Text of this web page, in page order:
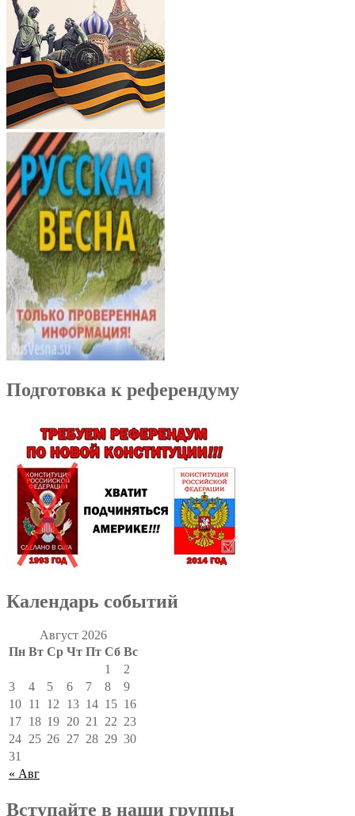
Подготовка к референдуму
Календарь событий
Август 2026
Пн Вт Ср Чт Пт Сб Вс
« Авг
1
2
3
4 5 6 7 8
9
10 11 12 13 14 15 16
17 18 19 20 21 22 23
24 25 26 27 28 29 30
31
Вступайте в наши группы